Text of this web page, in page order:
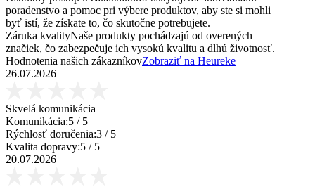
poradenstvo a pomoc pri výbere produktov, aby ste si mohli
byť istí, že získate to, čo skutočne potrebujete.
Záruka kvalityNaše produkty pochádzajú od overených
značiek, čo zabezpečuje ich vysokú kvalitu a dlhú životnosť.
Hodnotenia našich zákazníkovZobraziť na Heureke
26.07.2026
Skvelá komunikácia
Komunikácia:5 / 5
Rýchlosť doručenia:3 / 5
Kvalita dopravy:5 / 5
20.07.2026